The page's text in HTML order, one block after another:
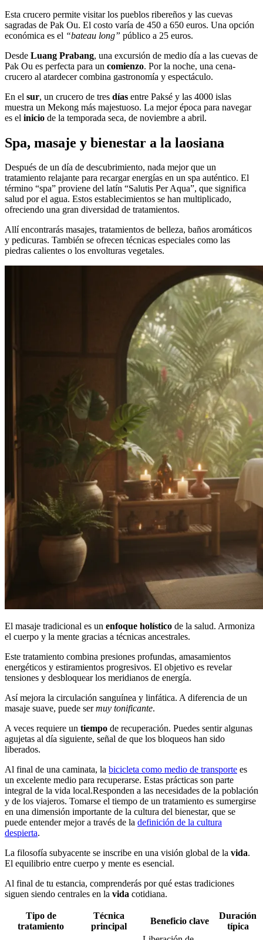
Esta crucero permite visitar los pueblos ribereños y las cuevas
sagradas de Pak Ou. El costo varía de 450 a 650 euros. Una opción
económica es el “bateau long” público a 25 euros.
Desde Luang Prabang, una excursión de medio día a las cuevas de
Pak Ou es perfecta para un comienzo. Por la noche, una cena-
crucero al atardecer combina gastronomía y espectáculo.
En el sur, un crucero de tres días entre Paksé y las 4000 islas
muestra un Mekong más majestuoso. La mejor época para navegar
es el inicio de la temporada seca, de noviembre a abril.
Spa, masaje y bienestar a la laosiana
Después de un día de descubrimiento, nada mejor que un
tratamiento relajante para recargar energías en un spa auténtico. El
término “spa” proviene del latín “Salutis Per Aqua”, que significa
salud por el agua. Estos establecimientos se han multiplicado,
ofreciendo una gran diversidad de tratamientos.
Allí encontrarás masajes, tratamientos de belleza, baños aromáticos
y pedicuras. También se ofrecen técnicas especiales como las
piedras calientes o los envolturas vegetales.
El masaje tradicional es un enfoque holístico de la salud. Armoniza
el cuerpo y la mente gracias a técnicas ancestrales.
Este tratamiento combina presiones profundas, amasamientos
energéticos y estiramientos progresivos. El objetivo es revelar
tensiones y desbloquear los meridianos de energía.
Así mejora la circulación sanguínea y linfática. A diferencia de un
masaje suave, puede sermuy tonificante.
A veces requiere un tiempo de recuperación. Puedes sentir algunas
agujetas al día siguiente, señal de que los bloqueos han sido
liberados.
Al final de una caminata, la bicicleta como medio de transporte es
un excelente medio para recuperarse. Estas prácticas son parte
integral de la vida local.Responden a las necesidades de la población
y de los viajeros. Tomarse el tiempo de un tratamiento es sumergirse
en una dimensión importante de la cultura del bienestar, que se
puede entender mejor a través de la definición de la cultura
despierta.
La filosofía subyacente se inscribe en una visión global de la vida.
El equilibrio entre cuerpo y mente es esencial.
Al final de tu estancia, comprenderás por qué estas tradiciones
siguen siendo centrales en la vida cotidiana.
Tipo de
tratamiento
Técnica
principal
Beneficio clave
Duración
típica